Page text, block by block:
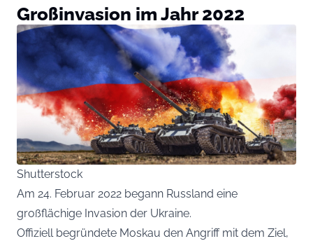
Großinvasion im Jahr 2022
Shutterstock
Am 24. Februar 2022 begann Russland eine
großflächige Invasion der Ukraine.
Offiziell begründete Moskau den Angriff mit dem Ziel,